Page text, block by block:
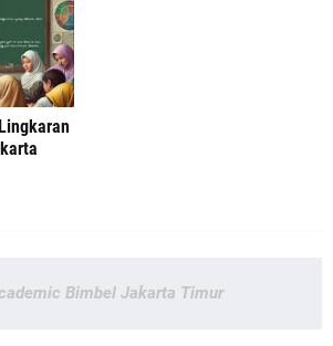
Bimbel Jakarta Timur